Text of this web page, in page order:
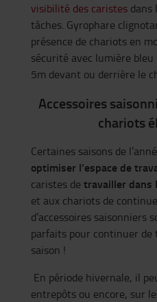
visibilité des caristes dans
tâches. Gyrophare
présence de chariots en
sécurité avec lumière bleu
5m devant ou derrière le
Accessoires
chariots
Certaines saisons de
optimiser l’espace de
caristes de travailler dans
et aux chariots de
d’accessoires saisonniers
parfaits pour continuer
saison !
En période hivernale, il
entrepôts ou encore, sur